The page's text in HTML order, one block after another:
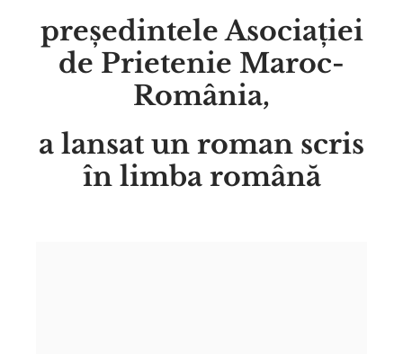
președintele Asociației
de Prietenie Maroc-
România,
a lansat un roman scris
în limba română